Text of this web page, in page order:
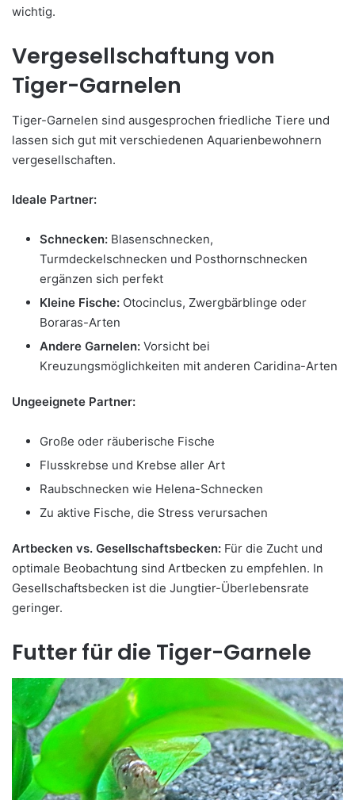
wichtig.
Vergesellschaftung von
Tiger-Garnelen
Tiger-Garnelen sind ausgesprochen friedliche Tiere und
lassen sich gut mit verschiedenen Aquarienbewohnern
vergesellschaften.
Ideale Partner:
Schnecken: Blasenschnecken,
Turmdeckelschnecken und Posthornschnecken
ergänzen sich perfekt
Kleine Fische: Otocinclus, Zwergbärblinge oder
Boraras-Arten
Andere Garnelen: Vorsicht bei
Kreuzungsmöglichkeiten mit anderen Caridina-Arten
Ungeeignete Partner:
Große oder räuberische Fische
Flusskrebse und Krebse aller Art
Raubschnecken wie Helena-Schnecken
Zu aktive Fische, die Stress verursachen
Artbecken vs. Gesellschaftsbecken: Für die Zucht und
optimale Beobachtung sind Artbecken zu empfehlen. In
Gesellschaftsbecken ist die Jungtier-Überlebensrate
geringer.
Futter für die Tiger-Garnele